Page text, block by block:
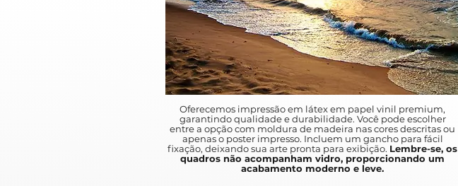
Oferecemos impressão em látex em papel vinil premium,
garantindo qualidade e durabilidade. Você pode escolher
entre a opção com moldura de madeira nas cores descritas ou
apenas o poster impresso. Incluem um gancho para fácil
fixação, deixando sua arte pronta para exibição. Lembre-se, os
quadros não acompanham vidro, proporcionando um
acabamento moderno e leve.